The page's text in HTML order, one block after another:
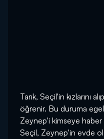
Tarık, Seçil'in kızlarını
öğrenir. Bu duruma egel
Zeynep'i kimseye
Seçil, Zeynep'in evde